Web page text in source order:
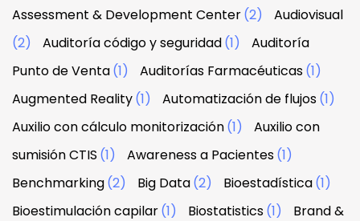
Assessment & Development Center(2)
Audiovisual
(2)
Auditoría código y seguridad(1)
Auditoría
Punto de Venta(1) Auditorías Farmacéuticas(1)
Augmented Reality(1) Automatización de flujos(1)
Auxilio con cálculo monitorización(1)
Auxilio con
sumisión CTIS (1) Awareness a Pacientes(1)
Benchmarking(2) Big Data(2) Bioestadística(1)
Bioestimulación capilar(1) Biostatistics(1)
Brand &